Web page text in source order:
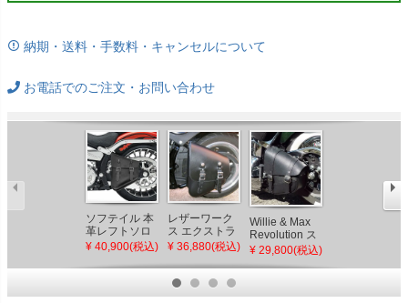
納期・送料・手数料・キャンセルについて
お電話でのご注文・お問い合わせ
ソフテイル 本
革レフトソロ
スイングアー
BAD&G
¥ 40,900(税込)
レザーワーク
ス エクストラ
ラージ・スウ
ム・本革サイ
ドバッグ 左用
ブラック
¥ 36,880(税込)
Willie & Max
Revolution ス
イングアー
ム サドルバ
ッグ ソフテイ
¥ 29,800(税込)
クル